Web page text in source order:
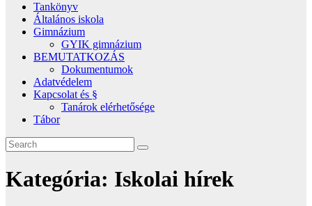
Tankönyv
Általános iskola
Gimnázium
GYIK gimnázium
BEMUTATKOZÁS
Dokumentumok
Adatvédelem
Kapcsolat és §
Tanárok elérhetősége
Tábor
Kategória: Iskolai hírek